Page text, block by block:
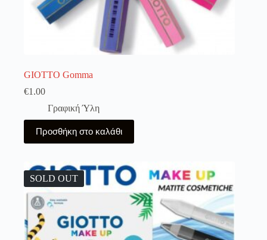
GIOTTO Gomma
€1.00
Γραφική Ύλη
Προσθήκη στο καλάθι
SOLD OUT